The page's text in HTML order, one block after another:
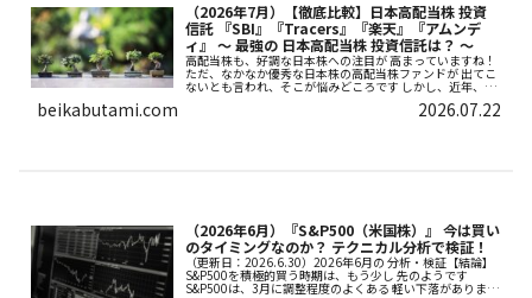
（2026年7月）【徹底比較】日本高配当株 投資
信託 『SBI』『Tracers』『楽天』『アムンデ
ィ』 ～ 最強の 日本高配当株 投資信託は？ ～
高配当株も、好調な日本株への注目が 高まっていますね！
ただ、なかなか優秀な日本株の高配当株ファンドが 出てこ
ないとも言われ、そこが悩みどころです しかし、近年、高
期間は短いですが、将来、優秀な高配当株ファンドとして
beikabutami.com 2026.07.22
（2026年6月）『S&P500（米国株）』 今は買い
のタイミングなのか？ テクニカル分析で検証！
（更新日：2026.6.30）2026年6月の 分析・検証【結論】
S&P500を積極的買う時期は、もう少し 先のようです
S&P500は、3月に調整程度のよくある 軽い下落がありまし